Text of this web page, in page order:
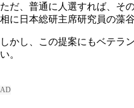
ただ、普通に人選すれば、そ
相に日本総研主席研究員の藻
しかし、この提案にもベテラ
い。